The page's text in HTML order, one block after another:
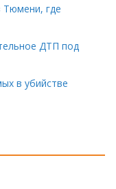
где
ДТП под
в убийстве